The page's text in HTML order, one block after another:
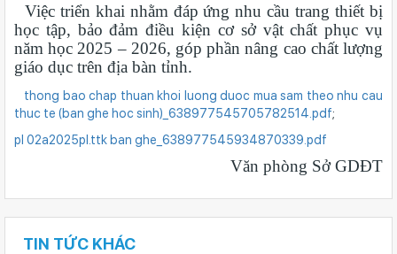
Việc triển khai nhằm đáp ứng nhu cầu trang thiết bị
học tập, bảo đảm điều kiện cơ sở vật chất phục vụ
năm học 2025 – 2026, góp phần nâng cao chất lượng
giáo dục trên địa bàn tỉnh.
thong bao chap thuan khoi luong duoc mua sam theo nhu cau
thuc te (ban ghe hoc sinh)_638977545705782514.pdf;
pl 02a2025pl.ttk ban ghe_638977545934870339.pdf
Văn phòng Sở GDĐT
TIN TỨC KHÁC